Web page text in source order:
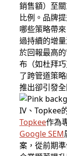
銷售額）至
比例。品牌
哪些策略帶
過持續的增
於回報最高
布（如杜拜
了跨管道策
推出卻引發
IV、Topkee
Topkee作為
Google SEM
案，從前期